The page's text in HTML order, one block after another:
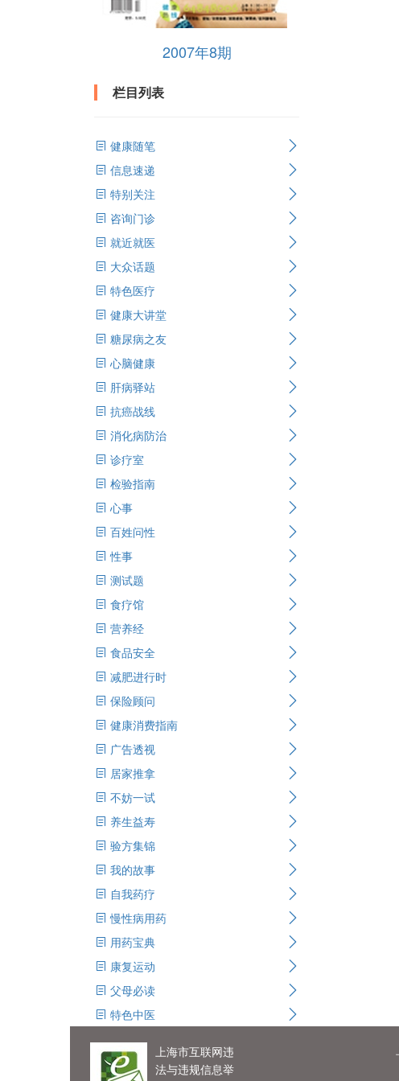
2007年8期
栏目列表
健康随笔
信息速递
特别关注
咨询门诊
就近就医
大众话题
特色医疗
健康大讲堂
糖尿病之友
心脑健康
肝病驿站
抗癌战线
消化病防治
诊疗室
检验指南
心事
百姓问性
性事
测试题
食疗馆
营养经
食品安全
减肥进行时
保险顾问
健康消费指南
广告透视
居家推拿
不妨一试
养生益寿
验方集锦
我的故事
自我药疗
慢性病用药
用药宝典
康复运动
父母必读
特色中医
上海市互联网违
法与违规信息举